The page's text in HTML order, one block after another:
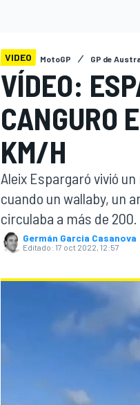
WEC
VIDEO MotoGP GP de
VÍDEO:
CANGURO
KM/H
Aleix Espargaró vivió
cuando un wallaby, un
circulaba a más de 200.
Germán Garcia Casanova
Editado: 17 oct 2022, 12:57